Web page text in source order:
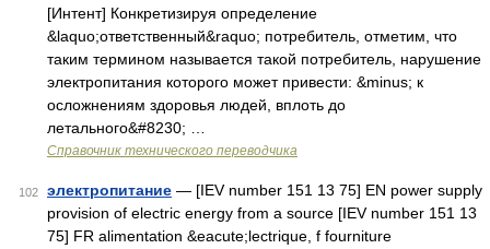
[Интент] Конкретизируя определение
&laquo;ответственный&raquo; потребитель, отметим, что
таким термином называется такой потребитель, нарушение
электропитания которого может привести: &minus; к
осложнениям здоровья людей, вплоть до
летального&#8230; …
Справочник технического переводчика
102 электропитание — [IEV number 151 13 75] EN power supply
provision of electric energy from a source [IEV number 151 13
75] FR alimentation &eacute;lectrique, f fourniture